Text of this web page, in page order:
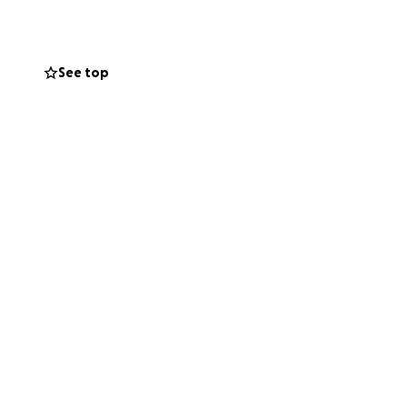
la clinique.
See top